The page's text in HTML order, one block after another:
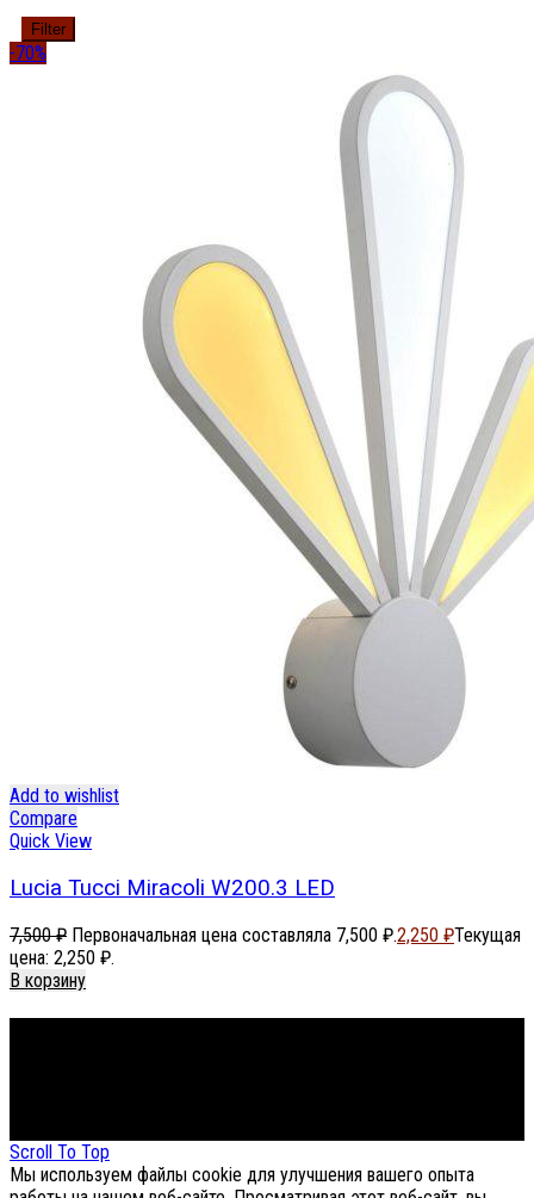
Filter
-70%
Add to wishlist
Compare
Quick View
Lucia Tucci Miracoli W200.3 LED
7,500₽ Первоначальная цена составляла 7,500 ₽.2,250 ₽Текущая
цена: 2,250 ₽.
В корзину
Scroll To Top
Мы используем файлы cookie для улучшения вашего опыта